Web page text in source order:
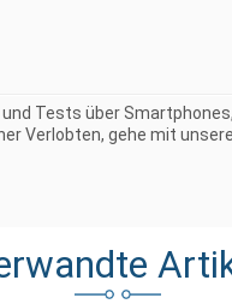
Tests über
Verlobten, gehe mit